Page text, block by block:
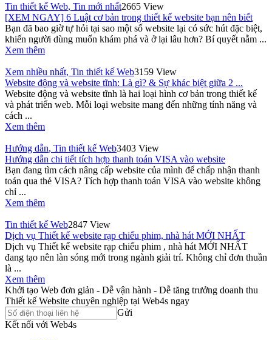
Tin thiết kế Web, Tin mới nhất2665 View
[XEM NGAY] 6 Luật cơ bản trong thiết kế website bạn nên biết
Bạn đã bao giờ tự hỏi tại sao một số website lại có sức hút đặc biệt,
khiến người dùng muốn khám phá và ở lại lâu hơn? Bí quyết nằm ...
Xem thêm
Xem nhiều nhất, Tin thiết kế Web3159 View
Website động và website tĩnh: Là gì? & Sự khác biệt giữa 2 ...
Website động và website tĩnh là hai loại hình cơ bản trong thiết kế
và phát triển web. Mỗi loại website mang đến những tính năng và
cách ...
Xem thêm
Hướng dẫn, Tin thiết kế Web3403 View
Hướng dẫn chi tiết tích hợp thanh toán VISA vào website
Bạn đang tìm cách nâng cấp website của mình để chấp nhận thanh
toán qua thẻ VISA? Tích hợp thanh toán VISA vào website không
chỉ ...
Xem thêm
Tin thiết kế Web2847 View
Dịch vụ Thiết kế website rạp chiếu phim, nhà hát MỚI NHẤT
Dịch vụ Thiết kế website rạp chiếu phim , nhà hát MỚI NHẤT
đang tạo nên làn sóng mới trong ngành giải trí. Không chỉ đơn thuần
là ...
Xem thêm
Khởi tạo Web đơn giản - Dễ vận hành - Dễ tăng trưởng doanh thu
Thiết kế Website chuyên nghiệp tại Web4s ngay
Gửi
Kết nối với Web4s